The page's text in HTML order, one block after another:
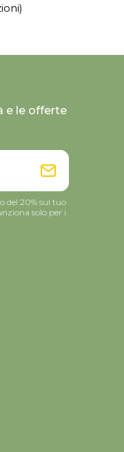
e le offerte
del 20% sul tuo
solo per i